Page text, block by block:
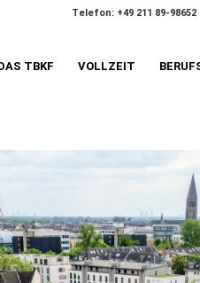
Telefon: +49 211 89-98652
TBKF VOLLZEIT